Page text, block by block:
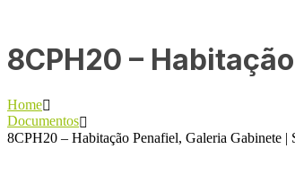
8CPH20 –
Home
Documentos
8CPH20 – Habitação Penafiel, Galeria Gabinete |